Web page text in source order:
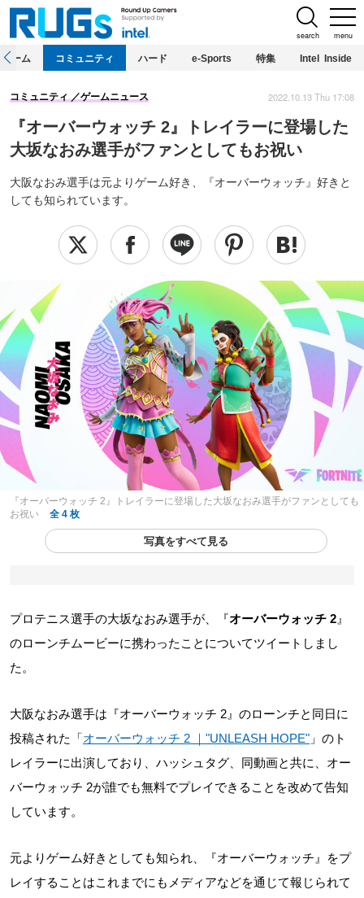
menu
search
ホーム コミュニティ ハード e-Sports 特集 Intel Inside
『オーバーウォッチ 2』トレイラーに登場した
大坂なおみ選手がファンとしてもお祝い
大阪なおみ選手は元よりゲーム好き、『オーバーウォッチ』好きと
しても知られています。
コミュニティ ゲームニュース 2022.10.13 Thu 17:08
『オーバーウォッチ 2』トレイラーに登場した大坂なおみ選手がファンとしても
お祝い
全 4 枚
写真をすべて見る
プロテニス選手の大坂なおみ選手が、『オーバーウォッチ 2 』
のローンチムービーに携わったことについてツイートしまし
た。
大阪なおみ選手は『オーバーウォッチ 2』のローンチと同日に
投稿された「オーバーウォッチ 2 ｜"UNLEASH HOPE" 」のト
レイラーに出演しており、ハッシュタグ、同動画と共に、オー
バーウォッチ 2が誰でも無料でプレイできることを改めて告知
しています。
元よりゲーム好きとしても知られ、『オーバーウォッチ』をプ
レイすることはこれまでにもメディアなどを通じて報じられて